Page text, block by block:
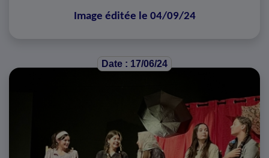
Image éditée le 04/09/24
Date : 17/06/24